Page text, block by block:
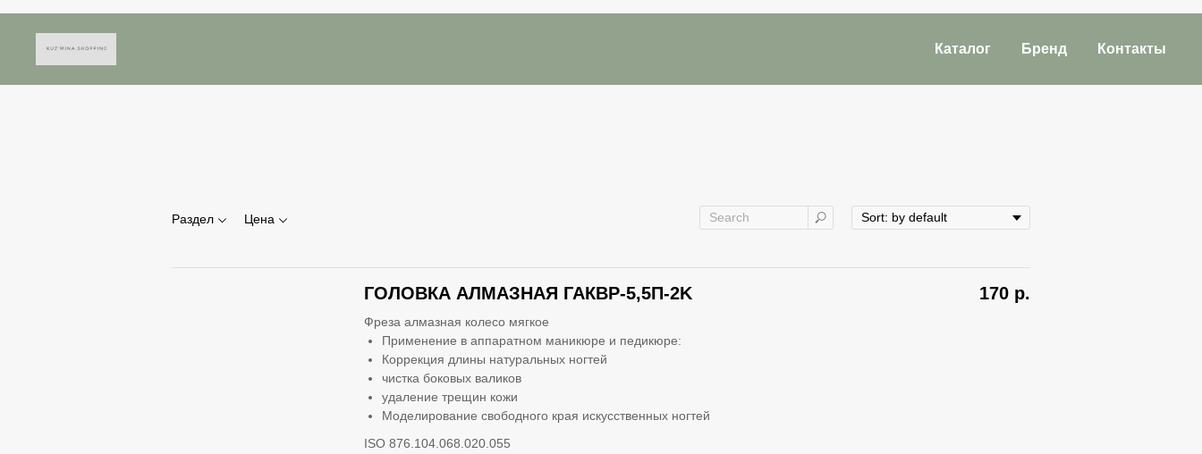
Каталог Бренд Контакты
Раздел Цена
ГОЛОВКА АЛМАЗНАЯ ГАКВР-5,5П-2K
Фреза алмазная колесо мягкое
Применение в аппаратном маникюре и педикюре:
Коррекция длины натуральных ногтей
чистка боковых валиков
удаление трещин кожи
Моделирование свободного края искусственных ногтей
ISO 876.104.068.020.055
170 р.